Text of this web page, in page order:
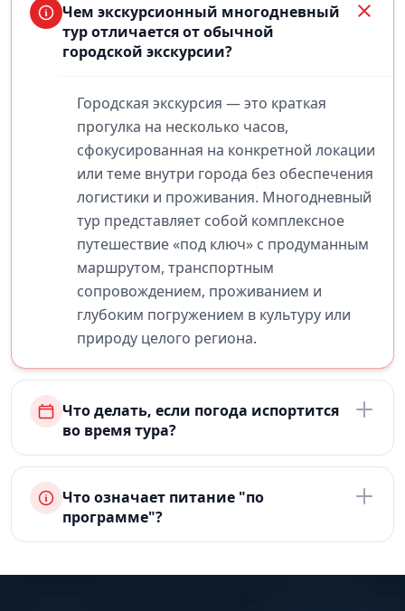
Чем экскурсионный многодневный
тур отличается от обычной
городской экскурсии?
Городская экскурсия — это краткая
прогулка на несколько часов,
сфокусированная на конкретной локации
или теме внутри города без обеспечения
логистики и проживания. Многодневный
тур представляет собой комплексное
путешествие «под ключ» с продуманным
маршрутом, транспортным
сопровождением, проживанием и
глубоким погружением в культуру или
природу целого региона.
Что делать, если погода испортится
во время тура?
Что означает питание "по
программе"?